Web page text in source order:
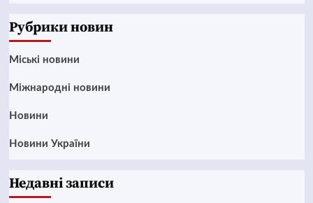
Рубрики новин
Mіські новини
Міжнародні новини
Новини
Новини України
Недавні записи